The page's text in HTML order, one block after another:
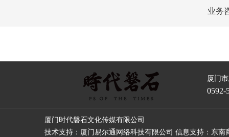
业务
厦门
0592-
厦门时代磐石文化传媒有限公司
技术支持： 厦门易尔通网络科技有限公司 信息支持： 东南